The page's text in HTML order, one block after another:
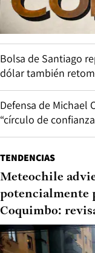
Bolsa de Santiago
dólar también
Defensa de Michael
“círculo de
TENDENCIAS
Meteochile
potencialmente
Coquimbo: